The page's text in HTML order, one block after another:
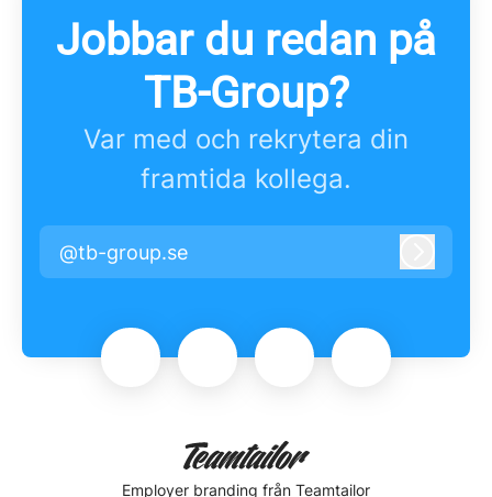
Jobbar du redan på
TB-Group?
Var med och rekrytera din
framtida kollega.
@tb-group.se
Employer branding från Teamtailor